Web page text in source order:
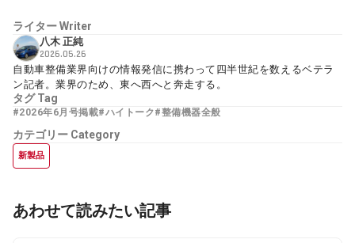
ライターWriter
八木 正純
2026.05.26
自動車整備業界向けの情報発信に携わって四半世紀を数えるベテラ
ン記者。業界のため、東へ西へと奔走する。
タグTag
#2026年6月号掲載#ハイトーク#整備機器全般
カテゴリー Category
新製品
あわせて読みたい記事